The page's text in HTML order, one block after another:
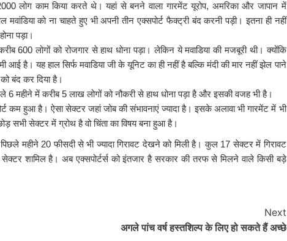
लोग काम किया करते थे। यहां से बनने वाला गारमेंट यूरोप, अमरिका और जापान में
को ना चाहते हुए भी अपनी तीन एक्सपोर्ट फैक्ट्री बंद करनी पड़ी। इतना ही नहीं
पड़ा।
600लोगों को रोजगार से हाथ धोना पड़ा। लेकिन ये मवाडिया की मजबूरी थी। क्योंकि
आई है। यह हाल सिर्फ मवाडिया जी के यूनिट का ही नहीं है बल्कि मंदी की मार नहीं झेल पाने
बंद कर दिया है।
6महीने में करीब5लाख लोगों को नौकरी से हाथ धोना पड़ा है और इसकी वजह भी है।
कम हुआ है। ऐसा सेक्टर जहां जोब की संभावनाएं ज्यादा है। इसके अलावा भी गारमेंट में भी
सेक्टर में ग्रोथ है वो चिंता का विषय बना हुआ है।
महीने 20फीसदी से भी ज्यादा गिरावट देखने को मिली है। कुल 17सेक्टर में गिरावट
शामिल है। अब एक्सपोर्टर्स को इंतजार है सरकार की तरफ से मिलने वाले किसी बड़े
Next
अगले पांच वर्ष हस्तशिल्प के लिए हो सकते हैं अच्छे